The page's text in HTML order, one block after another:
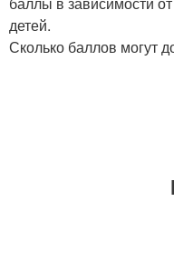
детей.
Сколько баллов могут